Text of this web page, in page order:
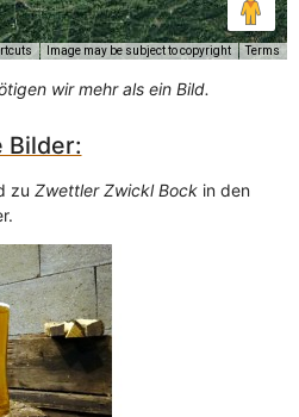
Image may be subject to copyright Terms
wir mehr als ein Bild.
Bilder:
zu Zwettler Zwickl Bockin den